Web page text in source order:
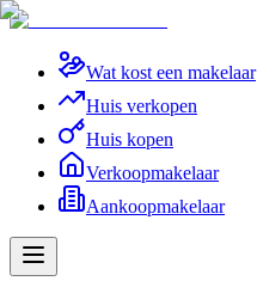
Wat kost een makelaar
Huis verkopen
Huis kopen
Verkoopmakelaar
Aankoopmakelaar